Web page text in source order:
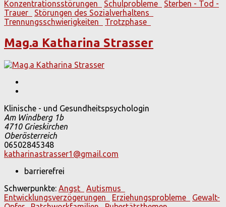
Konzentrationsstörungen
Schulprobleme
Sterben - Tod -
Trauer
Störungen des Sozialverhaltens
Trennungsschwierigkeiten
Trotzphase
Mag.a Katharina Strasser
Klinische - und Gesundheitspsychologin
Am Windberg 1b
4710Grieskirchen
Oberösterreich
06502845348
katharinastrasser1@gmail.com
barrierefrei
Schwerpunkte: Angst
Autismus
Entwicklungsverzögerungen
Erziehungsprobleme
Gewalt-